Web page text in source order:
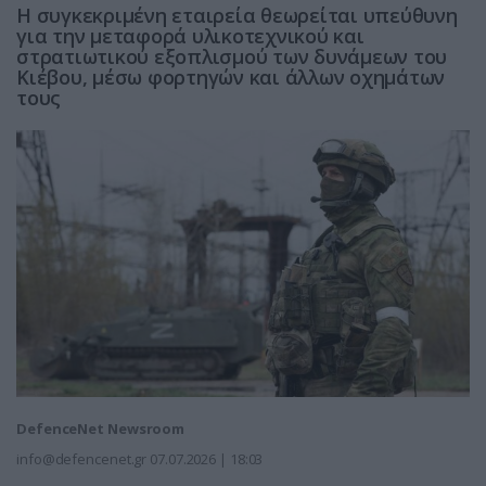
Η συγκεκριμένη εταιρεία θεωρείται υπεύθυνη
για την μεταφορά υλικοτεχνικού και
στρατιωτικού εξοπλισμού των δυνάμεων του
Κιέβου, μέσω φορτηγών και άλλων οχημάτων
τους
DefenceNet Newsroom
info@defencenet.gr 07.07.2026 | 18:03